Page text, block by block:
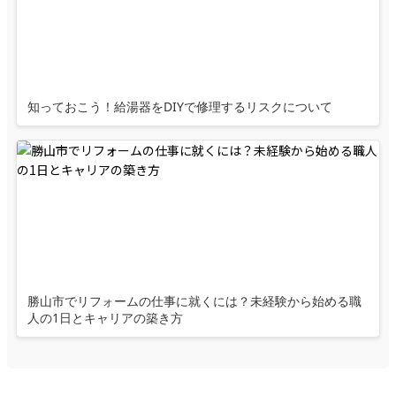
知っておこう！給湯器をDIYで修理するリスクについて
勝山市でリフォームの仕事に就くには？未経験から始める職
人の1日とキャリアの築き方